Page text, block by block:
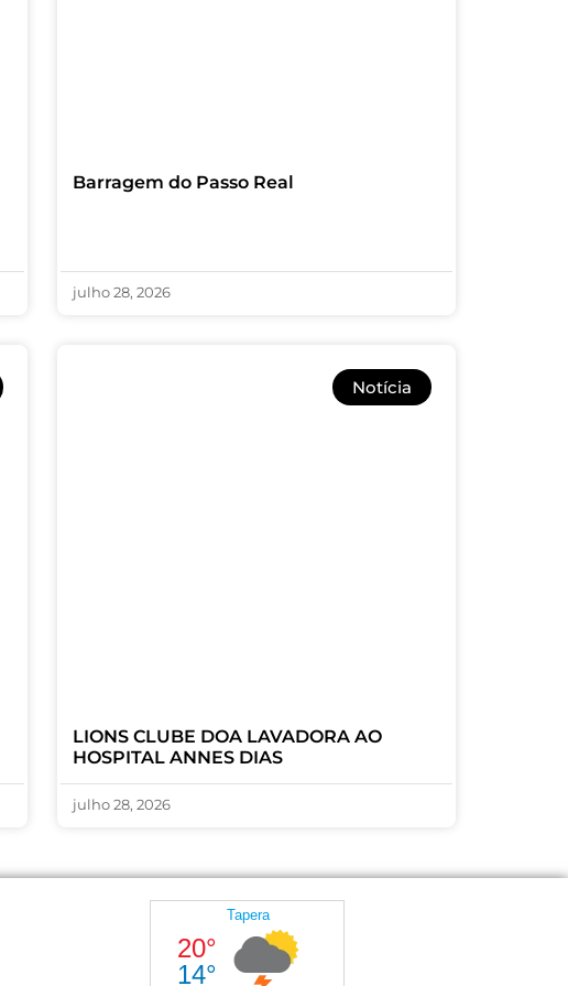
Barragem do Passo Real
julho 28, 2026
Notícia
LIONS CLUBE DOA LAVADORA AO
HOSPITAL ANNES DIAS
julho 28, 2026